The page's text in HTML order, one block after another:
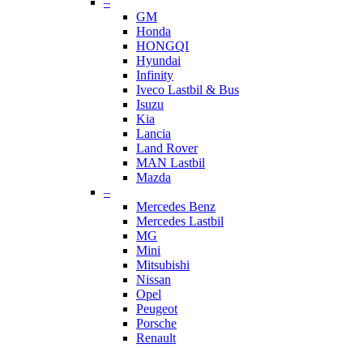
GM
Honda
HONGQI
Hyundai
Infinity
Iveco Lastbil & Bus
Isuzu
Kia
Lancia
Land Rover
MAN Lastbil
Mazda
–
Mercedes Benz
Mercedes Lastbil
MG
Mini
Mitsubishi
Nissan
Opel
Peugeot
Porsche
Renault